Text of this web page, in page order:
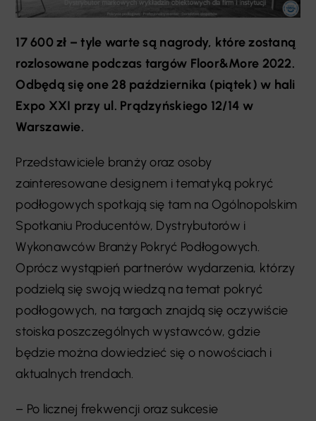
17 600 zł – tyle warte są nagrody, które zostaną
rozlosowane podczas targów Floor&More 2022.
Odbędą się one 28 października (piątek) w hali
Expo XXI przy ul. Prądzyńskiego 12/14 w
Warszawie.
Przedstawiciele branży oraz osoby
zainteresowane designem i tematyką pokryć
podłogowych spotkają się tam na Ogólnopolskim
Spotkaniu Producentów, Dystrybutorów i
Wykonawców Branży Pokryć Podłogowych.
Oprócz wystąpień partnerów wydarzenia, którzy
podzielą się swoją wiedzą na temat pokryć
podłogowych, na targach znajdą się oczywiście
stoiska poszczególnych wystawców, gdzie
będzie można dowiedzieć się o nowościach i
aktualnych trendach.
– Po licznej frekwencji oraz sukcesie